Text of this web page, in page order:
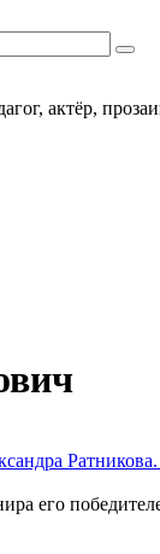
актёр,
его